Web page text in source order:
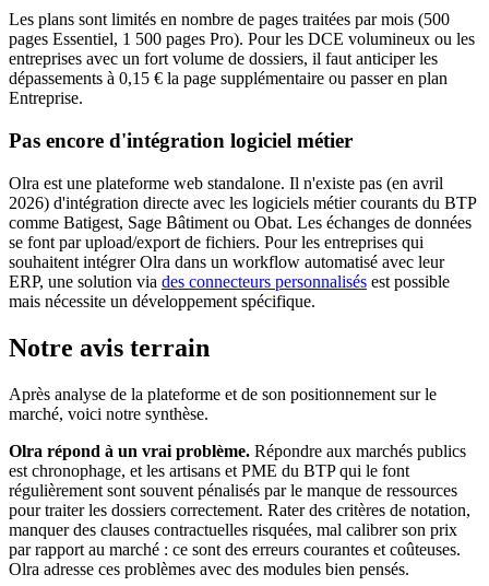
Les plans sont limités en nombre de pages traitées par mois (500
pages Essentiel, 1 500 pages Pro). Pour les DCE volumineux ou les
entreprises avec un fort volume de dossiers, il faut anticiper les
dépassements à 0,15 € la page supplémentaire ou passer en plan
Entreprise.
Pas encore d'intégration logiciel métier
Olra est une plateforme web standalone. Il n'existe pas (en avril
2026) d'intégration directe avec les logiciels métier courants du BTP
comme Batigest, Sage Bâtiment ou Obat. Les échanges de données
se font par upload/export de fichiers. Pour les entreprises qui
souhaitent intégrer Olra dans un workflow automatisé avec leur
ERP, une solution via des connecteurs personnalisés est possible
mais nécessite un développement spécifique.
Notre avis terrain
Après analyse de la plateforme et de son positionnement sur le
marché, voici notre synthèse.
Olra répond à un vrai problème. Répondre aux marchés publics
est chronophage, et les artisans et PME du BTP qui le font
régulièrement sont souvent pénalisés par le manque de ressources
pour traiter les dossiers correctement. Rater des critères de notation,
manquer des clauses contractuelles risquées, mal calibrer son prix
par rapport au marché : ce sont des erreurs courantes et coûteuses.
Olra adresse ces problèmes avec des modules bien pensés.